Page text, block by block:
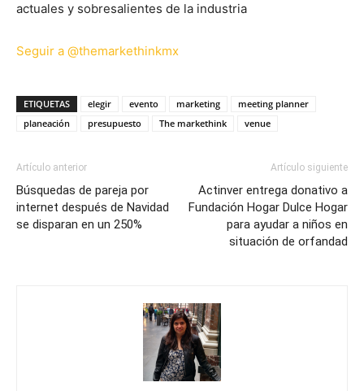
actuales y sobresalientes de la industria
Seguir a @themarkethinkmx
ETIQUETAS elegir evento marketing
meeting planner
planeación
presupuesto The markethink venue
Artículo anterior
Búsquedas de pareja por
internet después de Navidad
se disparan en un 250%
Artículo siguiente
Actinver entrega donativo a
Fundación Hogar Dulce Hogar
para ayudar a niños en
situación de orfandad